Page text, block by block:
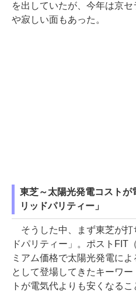
を出していたが、今年は京
や寂しい面もあった。
東芝～太陽光発電コスト
リッドパリティー」
そうした中、まず東芝が打
ドパリティー」。ポストFIT
ミアム価格で太陽光発電によ
として登場してきたキーワ
トが電気代よりも安くなる